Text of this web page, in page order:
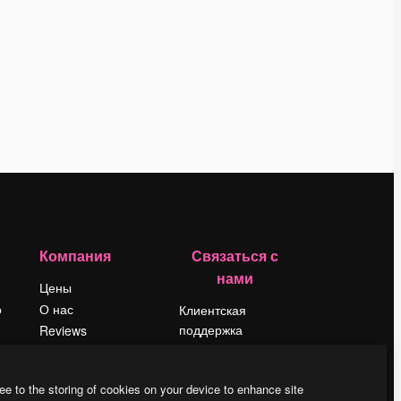
Компания
Цены
О нас
Reviews
Блог
Связаться с
нами
Клиентская
поддержка
LinkedIn
to the storing of cookies on your device to enhance site